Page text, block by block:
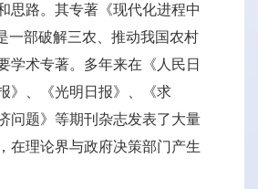
思路。其专著《现代化进程中
一部破解三农、推动我国农村
学术专著。多年来在《人民日
》、《光明日报》、《求
问题》等期刊杂志发表了大量
在理论界与政府决策部门产生